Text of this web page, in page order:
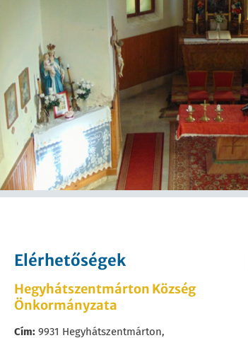
Elérhetőségek
Hegyhátszentmárton Község
Önkormányzata
Cím: 9931 Hegyhátszentmárton,